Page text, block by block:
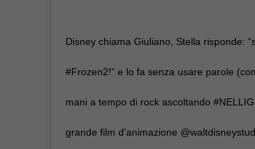
Disney chiama Giuliano, Stella risponde:
#Frozen2!” e lo fa senza usare parole
mani a tempo di rock ascoltando
grande film d’animazione